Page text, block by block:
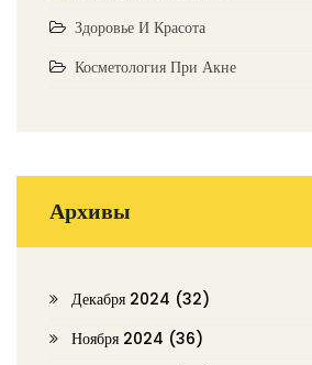
Здоровье И Красота
Косметология При Акне
Архивы
Декабря 2024 (32)
Ноября 2024 (36)